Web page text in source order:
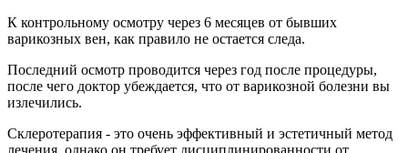
К контрольному осмотру через 6 месяцев от бывших
варикозных вен, как правило не остается следа.
Последний осмотр проводится через год после процедуры,
после чего доктор убеждается, что от варикозной болезни вы
излечились.
Склеротерапия - это очень эффективный и эстетичный метод
лечения, однако он требует дисциплинированности от